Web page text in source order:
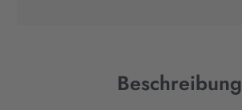
Beschreibung